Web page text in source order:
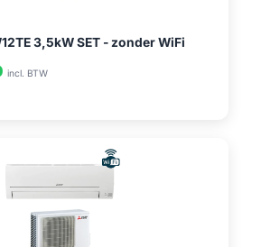
3,5kW SET - zonder WiFi
incl. BTW